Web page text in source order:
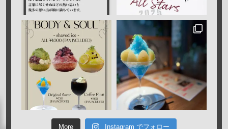
More Instagram でフォロー